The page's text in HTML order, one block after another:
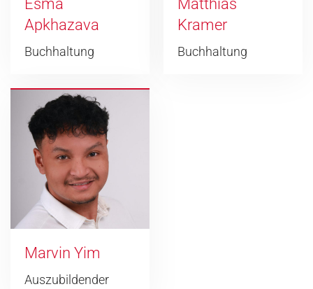
Esma
Apkhazava
Buchhaltung
Matthias
Kramer
Buchhaltung
Marvin Yim
Auszubildender